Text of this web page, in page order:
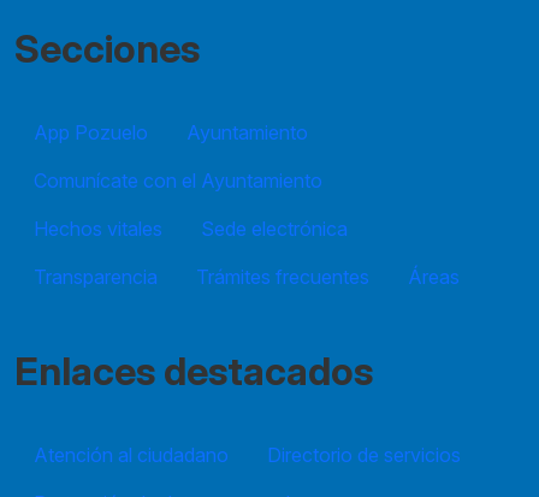
Secciones
App Pozuelo
Ayuntamiento
Comunícate con el Ayuntamiento
Hechos vitales
Sede electrónica
Transparencia
Trámites frecuentes Áreas
Enlaces destacados
Atención al ciudadano
Directorio de servicios